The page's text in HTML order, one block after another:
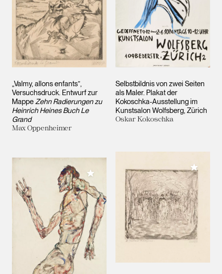
„Valmy, allons enfants”,
Versuchsdruck. Entwurf zur
MappeZehn Radierungen zu
Heinrich Heines Buch Le
Grand
Max Oppenheimer
Selbstbildnis von zwei Seiten
als Maler. Plakat der
Kokoschka-Ausstellung im
Kunstsalon Wolfsberg, Zürich
Oskar Kokoschka
Meiner Sammlung hinzufügen
Meiner